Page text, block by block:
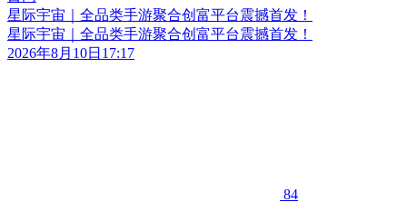
星际宇宙｜全品类手游聚合创富平台震撼首发！
星际宇宙｜全品类手游聚合创富平台震撼首发！
2026年8月10日17:17
84